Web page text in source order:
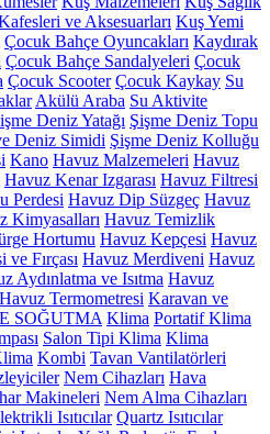
ve Aksesuarları Kuş Yemi
Çocuk Bahçe Oyuncakları Kaydırak
Çocuk Bahçe Sandalyeleri Çocuk
Çocuk Scooter Çocuk Kaykay Su
Akülü Araba Su Aktivite
Deniz Yatağı Şişme Deniz Topu
Deniz Simidi Şişme Deniz Kolluğu
Kano Havuz Malzemeleri Havuz
Havuz Kenar Izgarası Havuz Filtresi
Perdesi Havuz Dip Süzgeç Havuz
Kimyasalları Havuz Temizlik
Hortumu Havuz Kepçesi Havuz
Fırçası Havuz Merdiveni Havuz
Aydınlatma ve Isıtma Havuz
Havuz Termometresi Karavan ve
SOĞUTMA Klima Portatif Klima
Salon Tipi Klima Klima
Kombi Tavan Vantilatörleri
Nem Cihazları Hava
Makineleri Nem Alma Cihazları
Isıtıcılar Quartz Isıtıcılar